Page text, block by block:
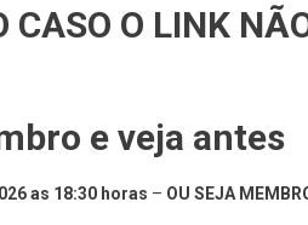
CASO O LINK
e veja antes
as 18:30 horas – OU SEJA